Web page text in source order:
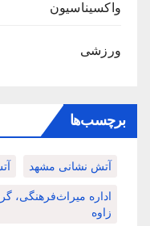
واکسیناسیون
ورزشی
برچسب‌ها
آتش نشانی مشهد
اداره میراث‌فرهنگی،
زاوه